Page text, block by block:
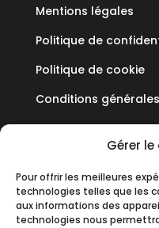
Gérer
Pour offrir les meilleures
technologies telles que les
aux informations des
technologies nous
Mentions légales
Politique de
Politique de cookie
Conditions
19 Allée des
Parc aux Vignes
77183 CROISSY